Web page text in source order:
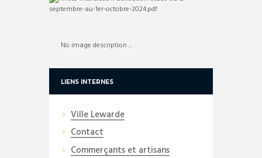
No image description ...
LIENS INTERNES
Ville Lewarde
Contact
Commerçants et artisans